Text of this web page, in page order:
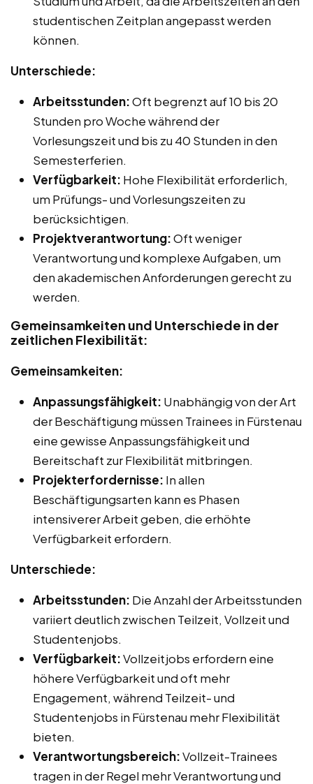
studentischen Zeitplan angepasst werden
können.
Unterschiede:
Arbeitsstunden:Oft begrenzt auf 10 bis 20
Stunden pro Woche während der
Vorlesungszeit und bis zu 40 Stunden in den
Semesterferien.
Verfügbarkeit: Hohe Flexibilität erforderlich,
um Prüfungs- und Vorlesungszeiten zu
berücksichtigen.
Projektverantwortung:Oft weniger
Verantwortung und komplexe Aufgaben, um
den akademischen Anforderungen gerecht zu
werden.
Gemeinsamkeiten und Unterschiede in der
zeitlichen Flexibilität:
Gemeinsamkeiten:
Anpassungsfähigkeit: Unabhängig von der Art
der Beschäftigung müssen Trainees in Fürstenau
eine gewisse Anpassungsfähigkeit und
Bereitschaft zur Flexibilität mitbringen.
Projekterfordernisse: In allen
Beschäftigungsarten kann es Phasen
intensiverer Arbeit geben, die erhöhte
Verfügbarkeit erfordern.
Unterschiede:
Arbeitsstunden: Die Anzahl der Arbeitsstunden
variiert deutlich zwischen Teilzeit, Vollzeit und
Studentenjobs.
Verfügbarkeit:Vollzeitjobs erfordern eine
höhere Verfügbarkeit und oft mehr
Engagement, während Teilzeit- und
Studentenjobs in Fürstenau mehr Flexibilität
bieten.
Verantwortungsbereich:Vollzeit-Trainees
tragen in der Regel mehr Verantwortung und